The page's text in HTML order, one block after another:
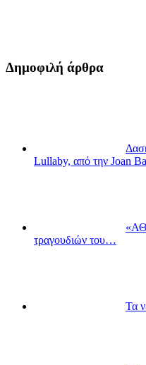
Δημοφιλή άρθρα
Lullaby, από την Joan
τραγουδιών του…
Τα